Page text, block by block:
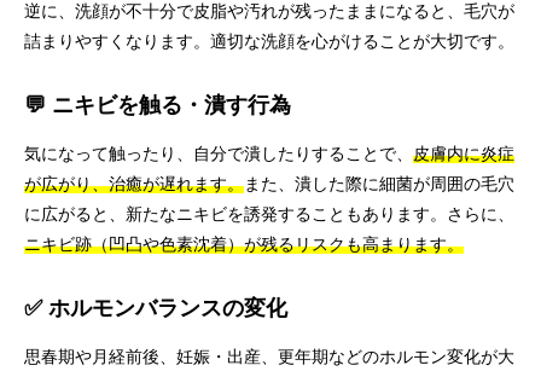
逆に、洗顔が不十分で皮脂や汚れが残ったままになると、毛穴が
詰まりやすくなります。適切な洗顔を心がけることが大切です。
💬 ニキビを触る・潰す行為
気になって触ったり、自分で潰したりすることで、 皮膚内に炎症
が広がり、治癒が遅れます。また、潰した際に細菌が周囲の毛穴
に広がると、新たなニキビを誘発することもあります。さらに、
ニキビ跡（凹凸や色素沈着）が残るリスクも高まります。
✅ ホルモンバランスの変化
思春期や月経前後、妊娠・出産、更年期などのホルモン変化が大